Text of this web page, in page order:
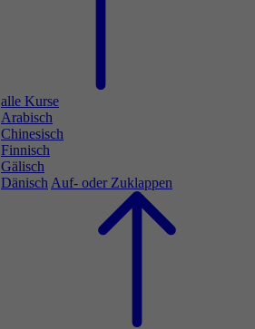
alle Kurse
Arabisch
Chinesisch
Finnisch
Gälisch
Dänisch Auf- oder Zuklappen